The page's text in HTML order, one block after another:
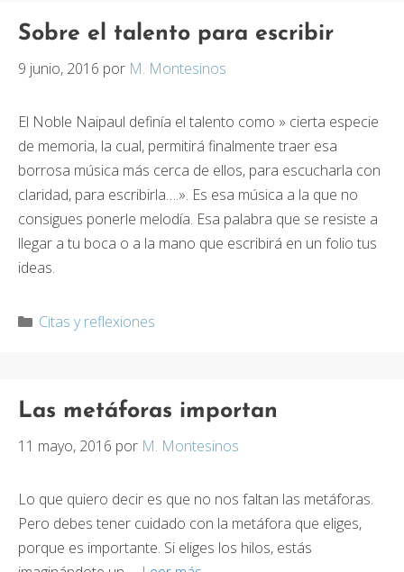
Sobre el talento para escribir
9 junio, 2016 por M. Montesinos
El Noble Naipaul definía el talento como » cierta especie
de memoria, la cual, permitirá finalmente traer esa
borrosa música más cerca de ellos, para escucharla con
claridad, para escribirla….». Es esa música a la que no
consigues ponerle melodía. Esa palabra que se resiste a
llegar a tu boca o a la mano que escribirá en un folio tus
ideas.
Categorías
Citas y reflexiones
Las metáforas importan
11 mayo, 2016 por M. Montesinos
Lo que quiero decir es que no nos faltan las metáforas.
Pero debes tener cuidado con la metáfora que eliges,
porque es importante. Si eliges los hilos, estás